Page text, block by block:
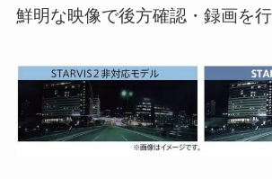
鮮明な映像で後方確認・録画を行